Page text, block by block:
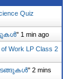
Quiz
" 1 min ago
Work LP Class 2
" 2 mins